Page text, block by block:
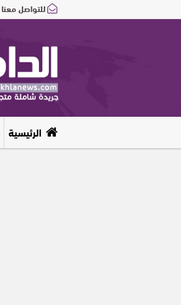
للتواصل معنا
الرئيسية